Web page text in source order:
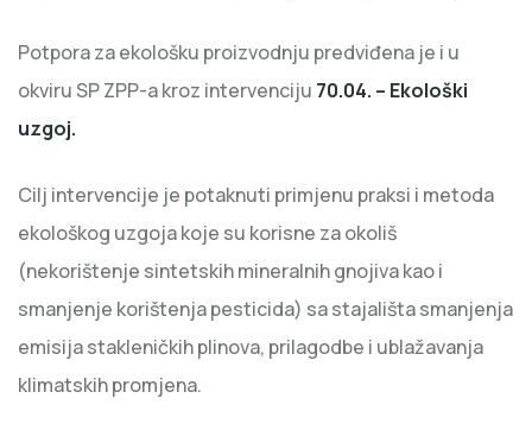
Potpora za ekološku proizvodnju predviđena je i u
okviru SP ZPP-a kroz intervenciju 70.04. – Ekološki
uzgoj.
Cilj intervencije je potaknuti primjenu praksi i metoda
ekološkog uzgoja koje su korisne za okoliš
(nekorištenje sintetskih mineralnih gnojiva kao i
smanjenje korištenja pesticida) sa stajališta smanjenja
emisija stakleničkih plinova, prilagodbe i ublažavanja
klimatskih promjena.